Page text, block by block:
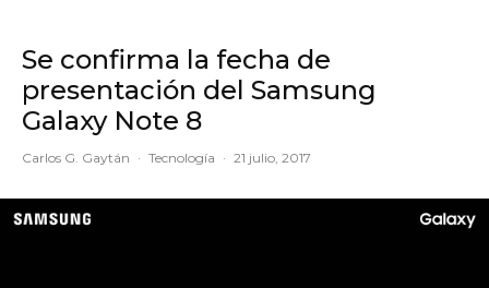
Se confirma la fecha de
presentación del Samsung
Galaxy Note 8
Carlos G. Gaytán · Tecnología · 21 julio, 2017